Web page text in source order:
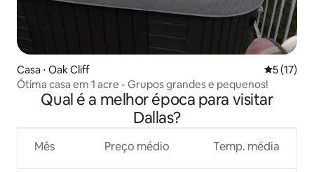
Casa ⋅ Oak Cliff 5 de uma
5 (17)
Ótima casa em 1 acre - Grupos grandes e pequenos!
Qual é a melhor época para visitar
Dallas?
Mês Preço médio Temp. média